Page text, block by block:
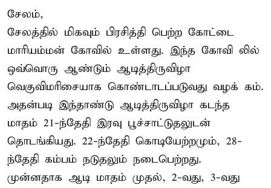
சேலம்,
சேலத்தில் மிகவும் பிரசித்தி பெற்ற கோட்டை
மாரியம்மன் கோவில் உள்ளது. இந்த கோவி லில்
ஒவ்வொரு ஆண்டும் ஆடித்திருவிழா
வெகுவிமரிசையாக கொண்டாடப்படுவது வழக் கம்.
அதன்படி இந்தாண்டு ஆடித்திருவிழா கடந்த
மாதம் 21-ந்தேதி இரவு பூச்சாட்டுதலுடன்
தொடங்கியது. 22-ந்தேதி கொடியேற்றமும், 28-
ந்தேதி கம்பம் நடுதலும் நடைபெற்றது.
முன்னதாக ஆடி மாதம் முதல், 2-வது, 3-வது